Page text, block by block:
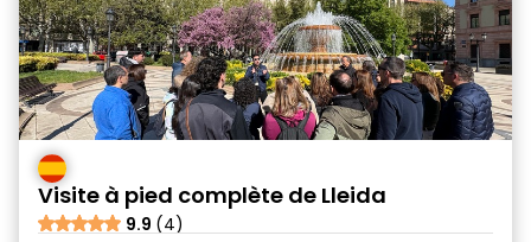
Visite à pied complète de Lleida
9.9 (4)